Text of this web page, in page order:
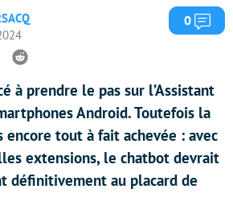
0
Reddit
à prendre le pas sur l’Assistant
Android. Toutefois la
encore tout à fait achevée : avec
extensions, le chatbot devrait
définitivement au placard de